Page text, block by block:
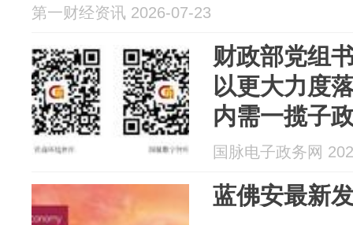
第一财经资讯 2026-07-23
财政部党组
以更大力度
内需一揽子
国脉电子政务网
蓝佛安最新